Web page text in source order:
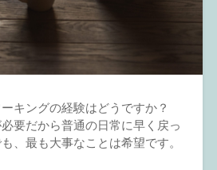
キングの経験はどうですか？
要だから普通の日常に早く戻っ
、最も大事なことは希望です。